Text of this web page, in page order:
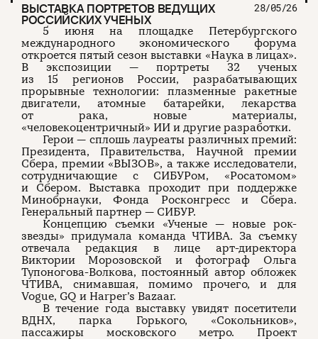
ВЫСТАВКА ПОРТРЕТОВ ВЕДУЩИХ
РОССИЙСКИХ УЧЕНЫХ
28/05/26
5 июня на площадке Петербургского
международного экономического форума
откроется пятый сезон выставки «Наука в лицах».
В экспозиции — портреты 32 ученых
из 15 регионов России, разрабатывающих
прорывные технологии: плазменные ракетные
двигатели, атомные батарейки, лекарства
от рака, новые материалы,
«человекоцентричный» ИИ и другие разработки.
Герои — сплошь лауреаты различных премий:
Президента, Правительства, Научной премии
Сбера, премии «ВЫЗОВ», а также исследователи,
сотрудничающие с СИБУРом, «Росатомом»
и Сбером. Выставка проходит при поддержке
Минобрнауки, Фонда Росконгресс и Сбера.
Генеральный партнер — СИБУР.
Концепцию съемки «Ученые — новые рок-
звезды» придумала команда ЧТИВА. За съемку
отвечала редакция в лице арт-директора
Виктории Морозовской и фотограф Ольга
Тупоногова-Волкова, постоянный автор обложек
ЧТИВА, снимавшая, помимо прочего, и для
Vogue, GQ и Harper’s Bazaar.
В течение года выставку увидят посетители
ВДНХ, парка Горького, «Сокольников»,
пассажиры московского метро. Проект